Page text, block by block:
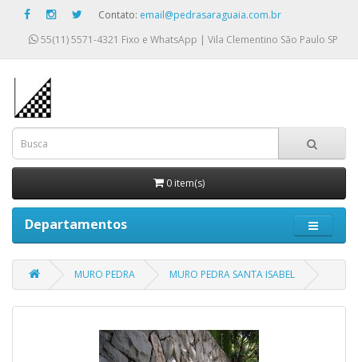
Contato: email@pedrasaraguaia.com.br
55(11) 5571-4321 Fixo e WhatsApp | Vila Clementino São Paulo SP
0 item(s)
Departamentos
MURO PEDRA MURO PEDRA SANTA ISABEL